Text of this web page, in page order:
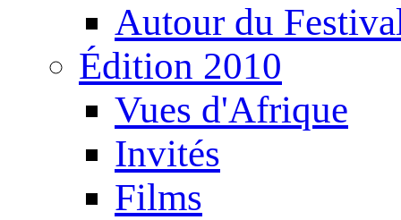
Autour du
Édition 2010
Vues d'Afrique
Invités
Films